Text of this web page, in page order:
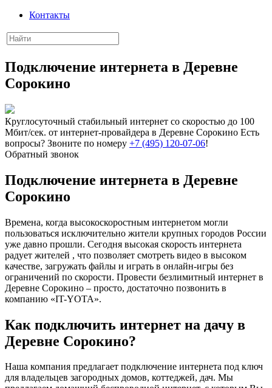
Контакты
Подключение интернета в Деревне
Сорокино
Круглосуточный стабильный интернет со скоростью до 100
Мбит/сек. от интернет-провайдера в Деревне Сорокино Есть
вопросы? Звоните по номеру +7 (495) 120-07-06!
Обратный звонок
Подключение интернета в Деревне
Сорокино
Времена, когда высокоскоростным интернетом могли
пользоваться исключительно жители крупных городов России
уже давно прошли. Сегодня высокая скорость интернета
радует жителей , что позволяет смотреть видео в высоком
качестве, загружать файлы и играть в онлайн-игры без
ограничений по скорости. Провести безлимитный интернет в
Деревне Сорокино – просто, достаточно позвонить в
компанию «IT-YOTA».
Как подключить интернет на дачу в
Деревне Сорокино?
Наша компания предлагает подключение интернета под ключ
для владельцев загородных домов, коттеджей, дач. Мы